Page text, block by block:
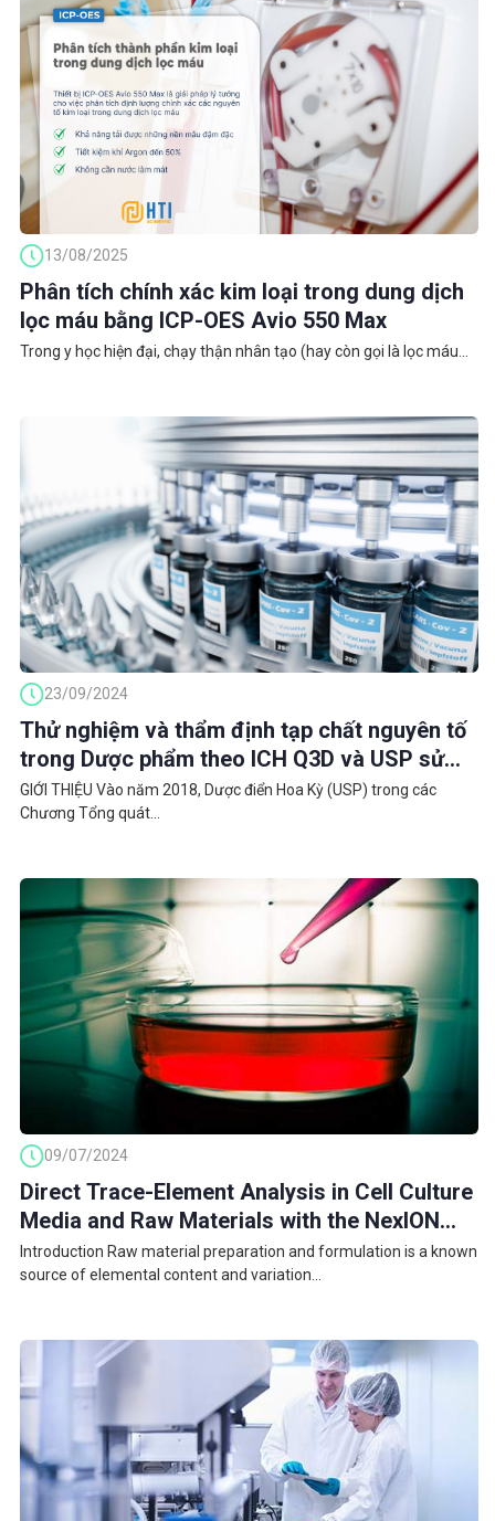
13/08/2025
Phân tích chính xác kim loại trong dung dịch
lọc máu bằng ICP-OES Avio 550 Max
Trong y học hiện đại, chạy thận nhân tạo (hay còn gọi là lọc máu...
23/09/2024
Thử nghiệm và thẩm định tạp chất nguyên tố
trong Dược phẩm theo ICH Q3D và USP sử
dụng NexION 1100 ICP-MS
GIỚI THIỆU Vào năm 2018, Dược điển Hoa Kỳ (USP) trong các
Chương Tổng quát...
09/07/2024
Direct Trace-Element Analysis in Cell Culture
Media and Raw Materials with the NexION
5000 ICP-MS
Introduction Raw material preparation and formulation is a known
source of elemental content and variation...